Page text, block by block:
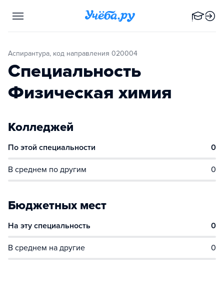
Аспирантура, код направления 020004
Специальность
Физическая химия
Колледжей
По этой специальности 0
В среднем по другим 0
Бюджетных мест
На эту специальность 0
В среднем на другие 0